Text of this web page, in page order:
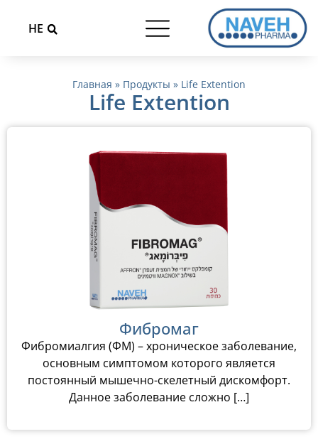
HE
Главная » Продукты » Life Extention
Life Extention
Фибромаг
Фибромиалгия (ФМ) – хроническое заболевание,
основным симптомом которого является
постоянный мышечно-скелетный дискомфорт.
Данное заболевание сложно […]